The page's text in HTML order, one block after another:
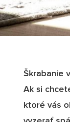
Škrabanie
Ak si
ktoré vás